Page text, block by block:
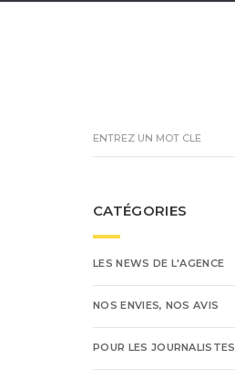
CATÉGORIES
LES NEWS DE L'AGENCE
NOS ENVIES, NOS AVIS
POUR LES JOURNALISTES